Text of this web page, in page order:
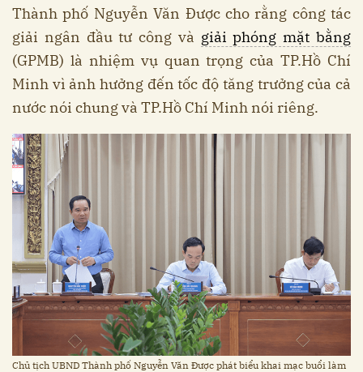
Thành phố Nguyễn Văn Được cho rằng công tác
giải ngân đầu tư công và giải phóng mặt bằng
(GPMB) là nhiệm vụ quan trọng của TP.Hồ Chí
Minh vì ảnh hưởng đến tốc độ tăng trưởng của cả
nước nói chung và TP.Hồ Chí Minh nói riêng.
Chủ tịch UBND Thành phố Nguyễn Văn Được phát biểu khai mạc buổi làm